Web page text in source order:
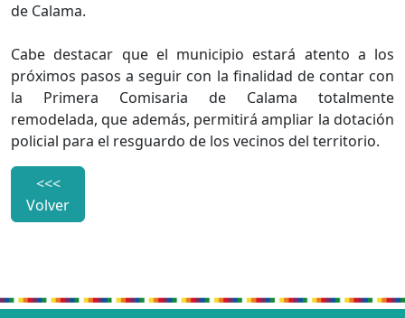
de Calama.
Cabe destacar que el municipio estará atento a los
próximos pasos a seguir con la finalidad de contar con
la Primera Comisaria de Calama totalmente
remodelada, que además, permitirá ampliar la dotación
policial para el resguardo de los vecinos del territorio.
<<<
Volver